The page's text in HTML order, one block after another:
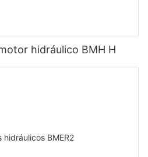
hidráulico BMH H